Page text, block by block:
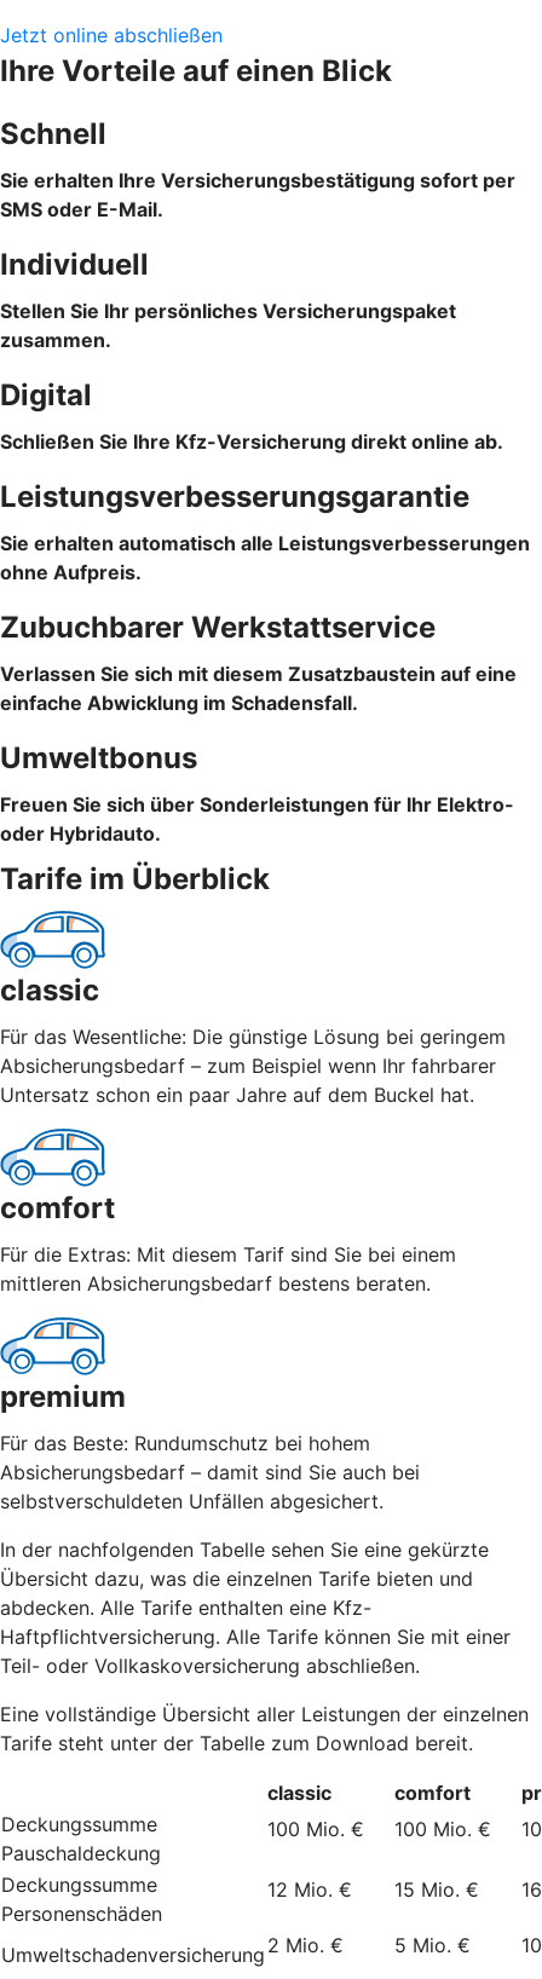
Jetzt online abschließen
Ihre Vorteile auf einen Blick
Schnell
Sie erhalten Ihre Versicherungsbestätigung sofort per
SMS oder E-Mail.
Individuell
Stellen Sie Ihr persönliches Versicherungspaket
zusammen.
Digital
Schließen Sie Ihre Kfz-Versicherung direkt online ab.
Leistungsverbesserungsgarantie
Sie erhalten automatisch alle Leistungsverbesserungen
ohne Aufpreis.
Zubuchbarer Werkstattservice
Verlassen Sie sich mit diesem Zusatzbaustein auf eine
einfache Abwicklung im Schadensfall.
Umweltbonus
Freuen Sie sich über Sonderleistungen für Ihr Elektro-
oder Hybridauto.
Tarife im Überblick
classic
Für das Wesentliche: Die günstige Lösung bei geringem
Absicherungsbedarf – zum Beispiel wenn Ihr fahrbarer
Untersatz schon ein paar Jahre auf dem Buckel hat.
comfort
Für die Extras: Mit diesem Tarif sind Sie bei einem
mittleren Absicherungsbedarf bestens beraten.
premium
Für das Beste: Rundumschutz bei hohem
Absicherungsbedarf – damit sind Sie auch bei
selbstverschuldeten Unfällen abgesichert.
In der nachfolgenden Tabelle sehen Sie eine gekürzte
Übersicht dazu, was die einzelnen Tarife bieten und
abdecken. Alle Tarife enthalten eine Kfz-
Haftpflichtversicherung. Alle Tarife können Sie mit einer
Teil- oder Vollkaskoversicherung abschließen.
Eine vollständige Übersicht aller Leistungen der einzelnen
Tarife steht unter der Tabelle zum Download bereit.
classic comfort
Deckungssumme
Pauschaldeckung
100 Mio. € 100 Mio. €
Deckungssumme
Personenschäden
12 Mio. € 15 Mio. €
Umweltschadenversicherung 2 Mio. € 5 Mio. €